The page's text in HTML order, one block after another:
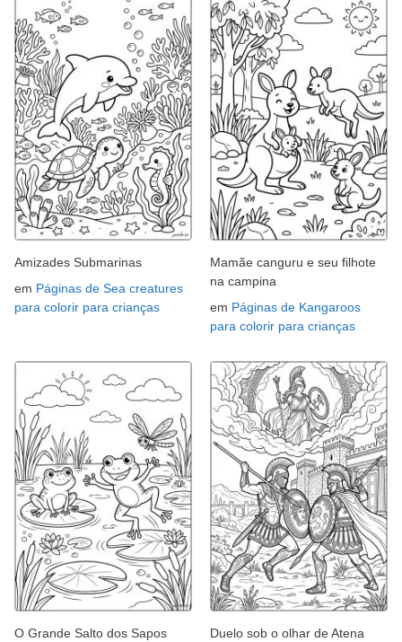
Amizades Submarinas
em Páginas de Sea creatures
para colorir para crianças
Mamãe canguru e seu filhote
na campina
em Páginas de Kangaroos
para colorir para crianças
O Grande Salto dos Sapos
Duelo sob o olhar de Atena